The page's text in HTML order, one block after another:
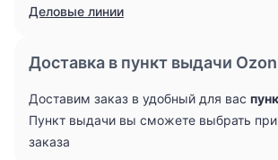
Деловые линии
Доставка в пункт выдачи Ozon
Доставим заказ в удобный для вас
Пункт выдачи вы сможете выбрать
заказа